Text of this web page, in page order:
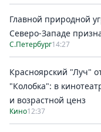
Главной природной
Северо-Западе
С.Петербург14:27
Красноярский "Луч"
"Колобка": в
и возрастной ценз
Кино12:37